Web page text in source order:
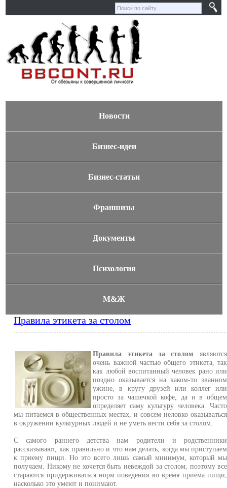
Новости
Бизнес-идеи
Бизнес-статьи
Франшизы
Документы
Психология
М&Ж
Правила этикета за столом
Правила этикета за столом являются
очень важной частью общего этикета, так
как любой воспитанный человек рано или
поздно оказывается на каком-то званном
ужине, в кругу друзей или коллег или
просто за чашечкой кофе, да и в общем
определяет саму культуру человека. Часто
мы питаемся в общественных местах, и совсем неловко оказываться
в окружении культурных людей и не уметь вести себя за столом.
С самого раннего детства нам родители и родственники
рассказывают, как правильно и что нам делать, когда мы приступаем
к приему пищи. Но это всего лишь самый минимум, который мы
получаем. Никому не хочется быть невеждой за столом, поэтому все
стараются придерживаться норм поведения во время приема пищи,
насколько это умеют и понимают.